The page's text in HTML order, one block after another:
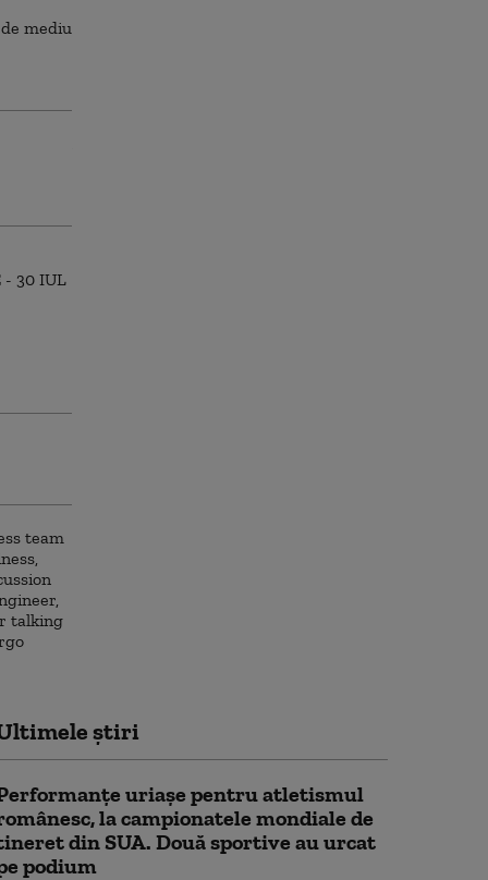
știri
uriașe pentru atletismul
la campionatele mondiale de
din SUA. Două sportive au urcat
podium